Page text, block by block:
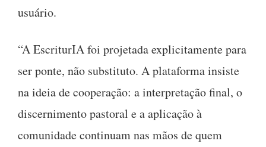
usuário.
“A EscriturIA foi projetada explicitamente para
ser ponte, não substituto. A plataforma insiste
na ideia de cooperação: a interpretação final, o
discernimento pastoral e a aplicação à
comunidade continuam nas mãos de quem